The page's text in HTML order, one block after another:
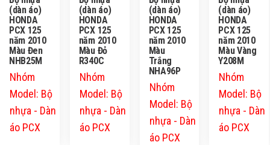
(dàn áo)
HONDA
PCX 125
năm 2010
Màu Đen
NHB25M
Nhóm
Model: Bộ
nhựa - Dàn
áo PCX
(dàn áo)
HONDA
PCX 125
năm 2010
Màu Đỏ
R340C
Nhóm
Model: Bộ
nhựa - Dàn
áo PCX
(dàn áo)
HONDA
PCX 125
năm 2010
Màu
Trắng
NHA96P
Nhóm
Model: Bộ
nhựa - Dàn
áo PCX
(dàn áo)
HONDA
PCX 125
năm 2010
Màu Vàng
Y208M
Nhóm
Model: Bộ
nhựa - Dàn
áo PCX